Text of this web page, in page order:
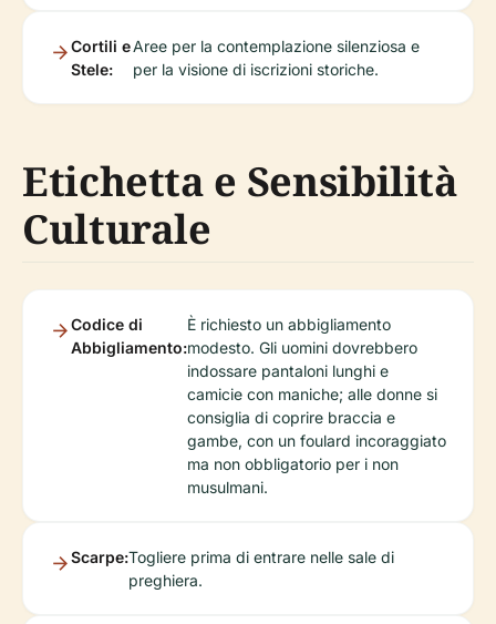
Cortili e
Stele:
Aree per la contemplazione silenziosa e
per la visione di iscrizioni storiche.
Etichetta e Sensibilità
Culturale
Codice di
Abbigliamento:
È richiesto un abbigliamento
modesto. Gli uomini dovrebbero
indossare pantaloni lunghi e
camicie con maniche; alle donne si
consiglia di coprire braccia e
gambe, con un foulard incoraggiato
ma non obbligatorio per i non
musulmani.
Scarpe:Togliere prima di entrare nelle sale di
preghiera.